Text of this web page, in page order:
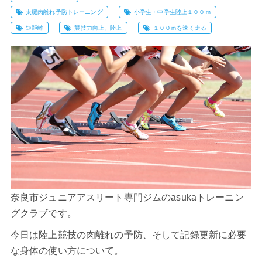
太腿肉離れ予防トレーニング 小学生・中学生陸上１００ｍ
短距離 競技力向上、陸上 １００ｍを速く走る
奈良市ジュニアアスリート専門ジムのasukaトレーニン
グクラブです。
今日は陸上競技の肉離れの予防、そして記録更新に必要
な身体の使い方について。